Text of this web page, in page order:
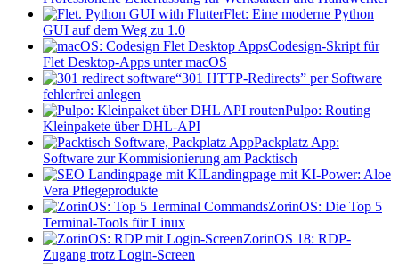
Flet: Eine moderne Python
GUI auf dem Weg zu 1.0
Codesign-Skript für
Flet Desktop-Apps unter macOS
“301 HTTP-Redirects” per Software
fehlerfrei anlegen
Pulpo: Routing
Kleinpakete über DHL-API
Packplatz App:
Software zur Kommisionierung am Packtisch
Landingpage mit KI-Power: Aloe
Vera Pflegeprodukte
ZorinOS: Die Top 5
Terminal-Tools für Linux
ZorinOS 18: RDP-
Zugang trotz Login-Screen